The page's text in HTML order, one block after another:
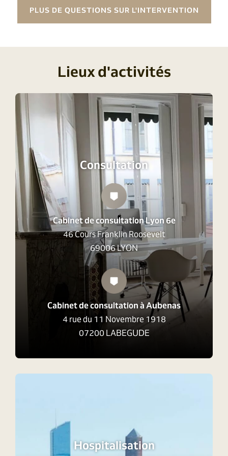
prend généralement 15 minutes.
PLUS DE QUESTIONS SUR L'INTERVENTION
Lieux d'activités
Consultation
Cabinet de consultation Lyon 6e
46 Cours Franklin Roosevelt
69006 LYON
Cabinet de consultation à Aubenas
4 rue du 11 Novembre 1918
07200 LABEGUDE
Hospitalisation